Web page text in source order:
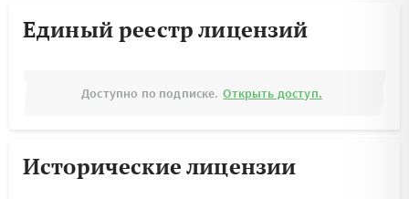
Единый реестр лицензий
Доступно по подписке. Открыть доступ.
Исторические лицензии